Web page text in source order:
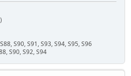
S90, S91, S93, S94, S95, S96
S90, S92, S94